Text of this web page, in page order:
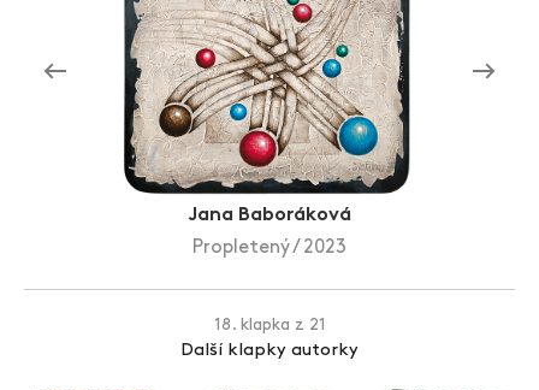
Zlín Film Festival
Jana Baboráková
Propletený / 2023
18. klapka z 21
Další klapky autorky